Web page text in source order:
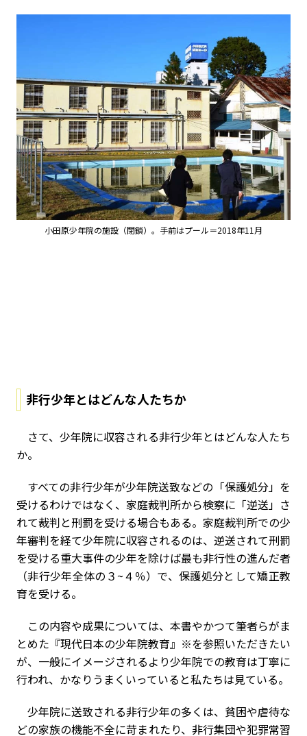
小田原少年院の施設（閉鎖）。手前はプール＝2018年11月
非行少年とはどんな人たちか
さて、少年院に収容される非行少年とはどんな人たち
か。
すべての非行少年が少年院送致などの「保護処分」を
受けるわけではなく、家庭裁判所から検察に「逆送」さ
れて裁判と刑罰を受ける場合もある。家庭裁判所での少
年審判を経て少年院に収容されるのは、逆送されて刑罰
を受ける重大事件の少年を除けば最も非行性の進んだ者
（非行少年全体の３~４％）で、保護処分として矯正教
育を受ける。
この内容や成果については、本書やかつて筆者らがま
とめた『現代日本の少年院教育』※を参照いただきたい
が、一般にイメージされるより少年院での教育は丁寧に
行われ、かなりうまくいっていると私たちは見ている。
少年院に送致される非行少年の多くは、貧困や虐待な
どの家族の機能不全に苛まれたり、非行集団や犯罪常習